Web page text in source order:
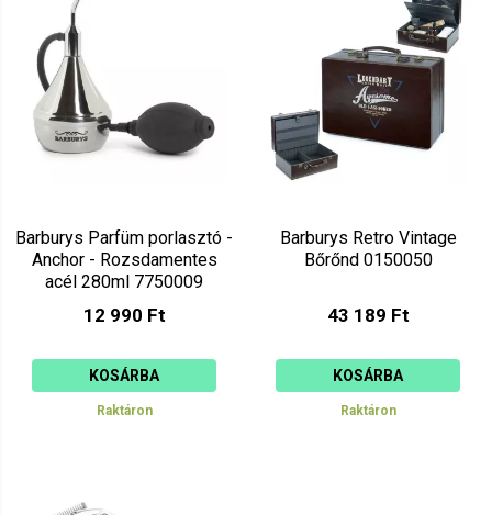
Barburys Parfüm porlasztó -
Anchor - Rozsdamentes
acél 280ml 7750009
12 990 Ft
KOSÁRBA
Raktáron
Barburys Retro Vintage
Bőrőnd 0150050
43 189 Ft
KOSÁRBA
Raktáron